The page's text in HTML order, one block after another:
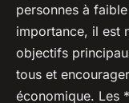
personnes à
importance, il est
objectifs
tous et
économique. Les